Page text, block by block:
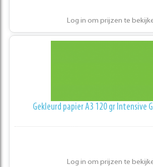
Log in om prijzen te
Gekleurd papier A3 120 gr Intensive
Log in om prijzen te